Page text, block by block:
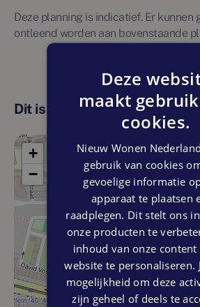
Deze planning is indicatief. Er kunnen
ontleend worden aan bovenstaande
Dit is de locatie
+
−
Deze
maakt
cookies.
Nieuw Wonen
gebruik van cookies
gevoelige informatie
apparaat te plaatsen
raadplegen. Dit stelt ons
onze producten te
inhoud van onze content
website te personaliseren.
mogelijkheid om deze
zijn geheel of deels te